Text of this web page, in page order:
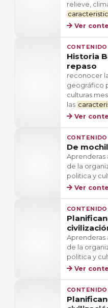
relieve,
Ver
CONTENIDO
Historia
repaso
reconocer
geográfico
culturas
las
Ver
CONTENIDO
De
Aprenderas
de la
politica y
Ver
CONTENIDO
Aprenderas
de la
politica y
Ver
CONTENIDO